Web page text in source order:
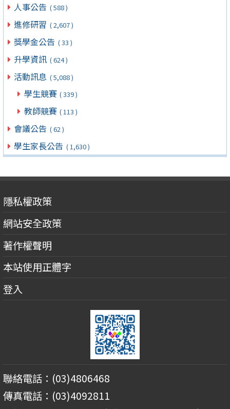
人事公告 ( 588 )
進修研習 ( 2,607 )
獎學金公告 ( 33 )
升學資訊 ( 624 )
活動訊息 ( 5,088 )
學生競賽 ( 339 )
教師競賽 ( 113 )
會議公告 ( 62 )
學生家長公告 ( 1,630 )
隱私權政策
網站安全政策
著作權聲明
本站使用正體字
登入
聯絡電話：(03)4806468
傳真電話：(03)4092811